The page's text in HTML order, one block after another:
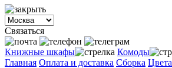
Связаться
Книжные шкафы Комоды
Главная Оплата и доставка Сборка Цвета